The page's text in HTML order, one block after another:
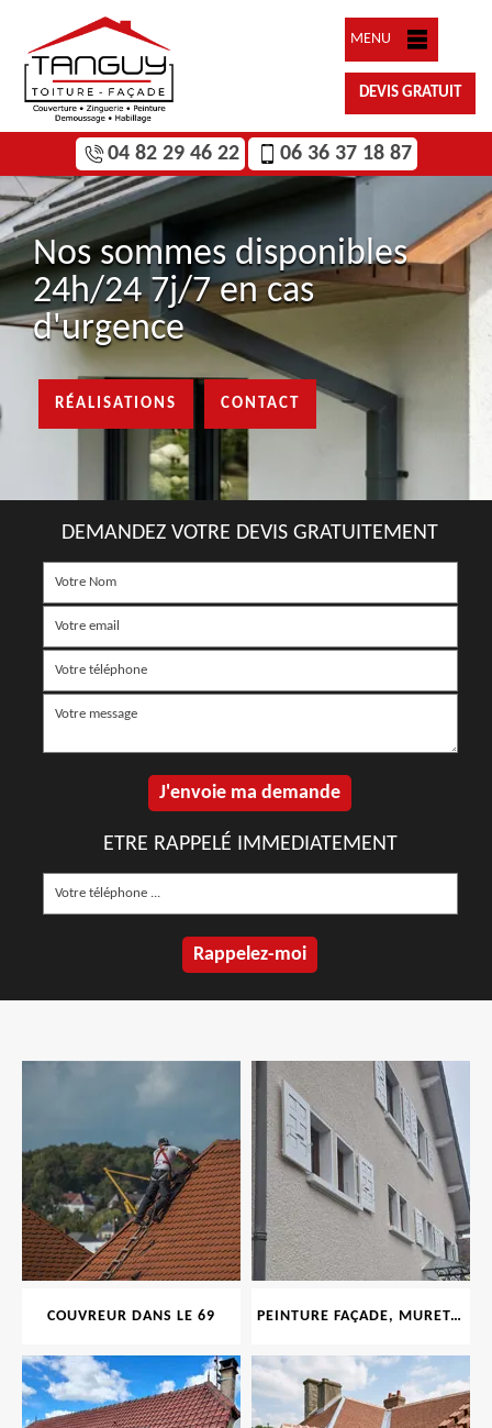
MENU
DEVIS GRATUIT
04 82 29 46 22 06 36 37 18 87
Nos sommes disponibles
24h/24 7j/7 en cas
d'urgence
RÉALISATIONS CONTACT
DEMANDEZ VOTRE DEVIS GRATUITEMENT
ETRE RAPPELÉ IMMEDIATEMENT
COUVREUR DANS LE 69 PEINTURE FAÇADE, MURET, TOITURE, BOISERIE, FERRONERIE, GOUTTIÈRE 69